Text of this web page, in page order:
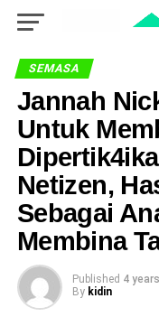
SEMASA
Jannah
Untuk
Netizen,
Sebagai
Membina
Published 4
By kidin